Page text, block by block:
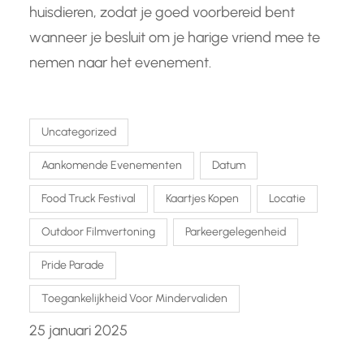
huisdieren, zodat je goed voorbereid bent
wanneer je besluit om je harige vriend mee te
nemen naar het evenement.
Uncategorized
Aankomende Evenementen Datum
Food Truck Festival Kaartjes Kopen Locatie
Outdoor Filmvertoning Parkeergelegenheid
Pride Parade
Toegankelijkheid Voor Mindervaliden
25 januari 2025